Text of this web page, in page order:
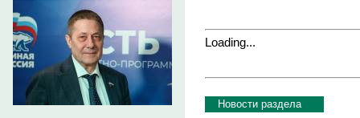
Loading...
Новости раздела